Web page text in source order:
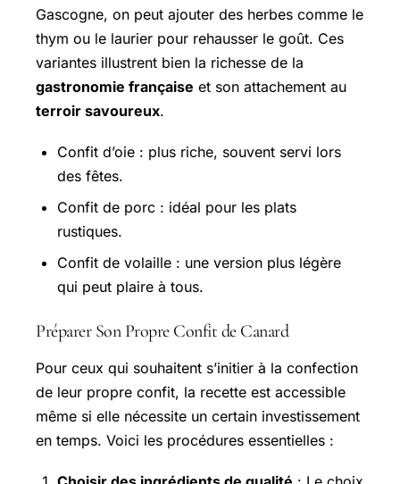
Gascogne, on peut ajouter des herbes comme le
thym ou le laurier pour rehausser le goût. Ces
variantes illustrent bien la richesse de la
gastronomie française et son attachement au
terroir savoureux.
Confit d’oie : plus riche, souvent servi lors
des fêtes.
Confit de porc : idéal pour les plats
rustiques.
Confit de volaille : une version plus légère
qui peut plaire à tous.
Préparer Son Propre Confit de Canard
Pour ceux qui souhaitent s’initier à la confection
de leur propre confit, la recette est accessible
même si elle nécessite un certain investissement
en temps. Voici les procédures essentielles :